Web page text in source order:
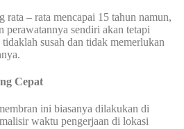
– rata mencapai 15 tahun namun,
perawatannya sendiri akan tetapi
susah dan tidak memerlukan
Cepat
ini biasanya dilakukan di
waktu pengerjaan di lokasi